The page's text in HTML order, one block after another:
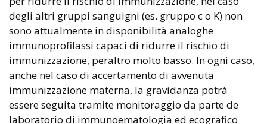
degli altri gruppi sanguigni (es. gruppo c o K) non
sono attualmente in disponibilità analoghe
immunoprofilassi capaci di ridurre il rischio di
immunizzazione, peraltro molto basso. In ogni caso,
anche nel caso di accertamento di avvenuta
immunizzazione materna, la gravidanza potrà
essere seguita tramite monitoraggio da parte de
laboratorio di immunoematologia ed ecografico